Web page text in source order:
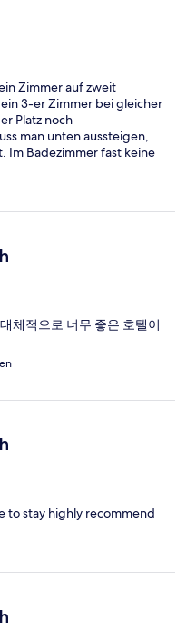
Zimmer auf zweit
3-er Zimmer bei gleicher
Platz noch
man unten aussteigen,
Im Badezimmer fast keine
besseres erwartet. Zimmer
und sehr gut.
체적으로 너무 좋은 호텔이
to stay highly recommend